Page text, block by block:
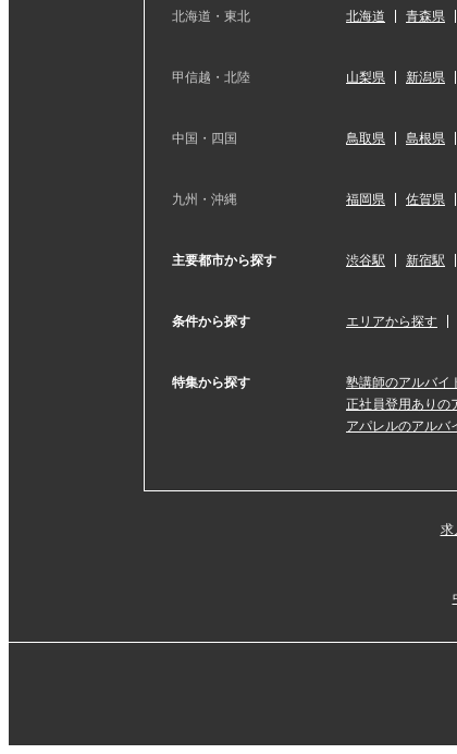
北海道・東北 北海道 青森県
甲信越・北陸 山梨県 新潟県
中国・四国 鳥取県 島根県
九州・沖縄 福岡県 佐賀県
主要都市から探す 渋谷駅 新宿駅
条件から探す エリアから探す
特集から探す 塾講師のアルバイ
正社員登用ありの
アパレルのアルバ
求